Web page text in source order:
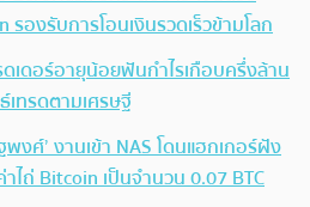
รองรับการโอนเงินรวดเร็วข้ามโลก
เดอร์อายุน้อยฟันกำไรเกือบครึ่งล้าน
ทรดตามเศรษฐี
พงศ์’ งานเข้า NAS โดนแฮกเกอร์ฝัง
าไถ่ Bitcoin เป็นจำนวน 0.07 BTC